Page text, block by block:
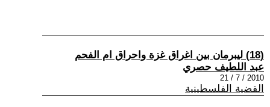
(18) ليبرمان بين اغراق غزة واحراق ام الفحم
عبد اللطيف حصري
2010 / 7 / 21
القضية الفلسطينية